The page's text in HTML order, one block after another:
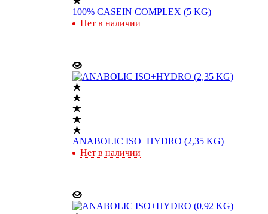
100% CASEIN COMPLEX (5 KG)
Нет в наличии
ANABOLIC ISO+HYDRO (2,35 KG)
Нет в наличии